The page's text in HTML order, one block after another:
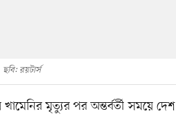
ছবি: রয়টার্স
মৃত্যুর পর অন্তর্বর্তী সময়ে দেশ